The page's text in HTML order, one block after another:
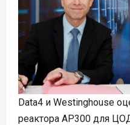
Data4 и Westinghouse
реактора AP300 для